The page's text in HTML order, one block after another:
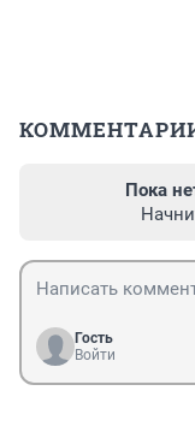
Пока
Гость
Войти